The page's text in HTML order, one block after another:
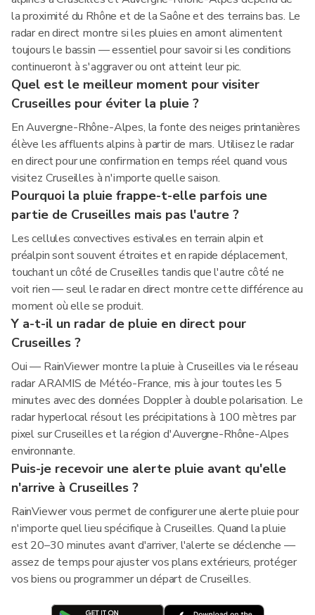
la proximité du Rhône et de la Saône et des terrains bas. Le
radar en direct montre si les pluies en amont alimentent
toujours le bassin — essentiel pour savoir si les conditions
continueront à s'aggraver ou ont atteint leur pic.
Quel est le meilleur moment pour visiter
Cruseilles pour éviter la pluie ?
En Auvergne-Rhône-Alpes, la fonte des neiges printanières
élève les affluents alpins à partir de mars. Utilisez le radar
en direct pour une confirmation en temps réel quand vous
visitez Cruseilles à n'importe quelle saison.
Pourquoi la pluie frappe-t-elle parfois une
partie de Cruseilles mais pas l'autre ?
Les cellules convectives estivales en terrain alpin et
préalpin sont souvent étroites et en rapide déplacement,
touchant un côté de Cruseilles tandis que l'autre côté ne
voit rien — seul le radar en direct montre cette différence au
moment où elle se produit.
Y a-t-il un radar de pluie en direct pour
Cruseilles ?
Oui — RainViewer montre la pluie à Cruseilles via le réseau
radar ARAMIS de Météo-France, mis à jour toutes les 5
minutes avec des données Doppler à double polarisation. Le
radar hyperlocal résout les précipitations à 100 mètres par
pixel sur Cruseilles et la région d'Auvergne-Rhône-Alpes
environnante.
Puis-je recevoir une alerte pluie avant qu'elle
n'arrive à Cruseilles ?
RainViewer vous permet de configurer une alerte pluie pour
n'importe quel lieu spécifique à Cruseilles. Quand la pluie
est 20–30 minutes avant d'arriver, l'alerte se déclenche —
assez de temps pour ajuster vos plans extérieurs, protéger
vos biens ou programmer un départ de Cruseilles.